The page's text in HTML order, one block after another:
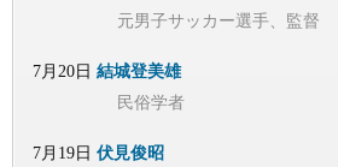
元男子サッカー選手、監督
7月20日 結城登美雄
民俗学者
7月19日 伏見俊昭